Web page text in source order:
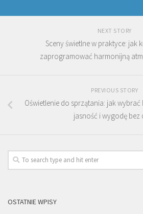
NEXT STORY
Sceny świetlne w praktyce: jak
zaprogramować harmonijną
PREVIOUS STORY
Oświetlenie do sprzątania: jak
jasność i wygodę bez
OSTATNIE WPISY